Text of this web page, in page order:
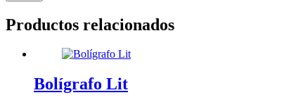
Productos relacionados
Bolígrafo Lit